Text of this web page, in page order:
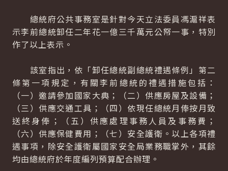
總統府公共事務室是針對今天立法委員馮滬祥表
示李前總統卸任二年花一億三千萬元公帑一事，特別
作了以上表示。
該室指出，依「卸任總統副總統禮遇條例」第二
條第一項規定，有關李前總統的禮遇措施包括：
（一）邀請參加國家大典；（二）供應房屋及設備；
（三）供應交通工具；（四）依現任總統月俸按月致
送終身俸；（五）供應處理事務人員及事務費；
（六）供應保健費用；（七）安全護衛。以上各項禮
遇事項，除安全護衛屬國家安全局業務職掌外，其餘
均由總統府於年度編列預算配合辦理。